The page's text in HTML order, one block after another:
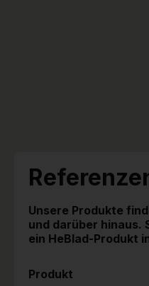
Unsere Produkte
und darüber hinaus.
ein HeBlad-Produkt
Produkt